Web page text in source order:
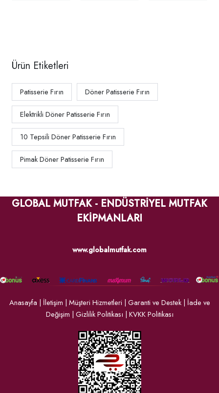
Ürün Etiketleri
Patisserie Fırın Döner Patisserie Fırın
Elektrikli Döner Patisserie Fırın
10 Tepsili Döner Patisserie Fırın
Pimak Döner Patisserie Fırın
GLOBAL MUTFAK - ENDÜSTRİYEL MUTFAK
EKİPMANLARI
www.globalmutfak.com
Anasayfa | İletişim | Müşteri Hizmetleri | Garanti ve Destek| İade ve
Değişim | Gizlilik Politikası | KVKK Politikası